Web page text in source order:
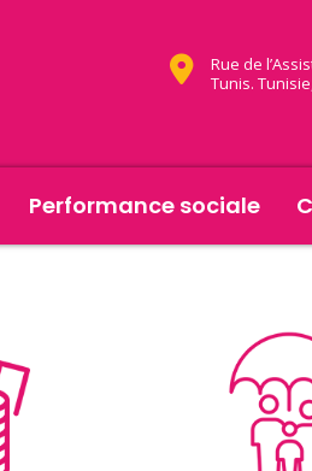
Rue de
Tunis.
Performance sociale